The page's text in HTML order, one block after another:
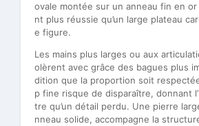
ovale montée sur un anneau fin en
nt plus réussie qu’un large plateau
e figure.
Les mains plus larges ou aux
olèrent avec grâce des bagues plus
dition que la proportion soit
p fine risque de disparaître, donnant
tre qu’un détail perdu. Une pierre
nneau solide, accompagne la